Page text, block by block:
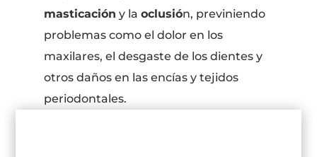
masticación y laoclusión, previniendo
problemas como el dolor en los
maxilares, el desgaste de los dientes y
otros daños en las encías y tejidos
periodontales.